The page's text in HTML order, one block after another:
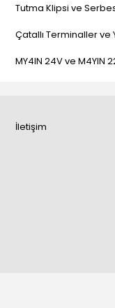
Tutma Klipsi ve
Çatallı Terminaller
MY4IN 24V ve M4YIN
İletişim